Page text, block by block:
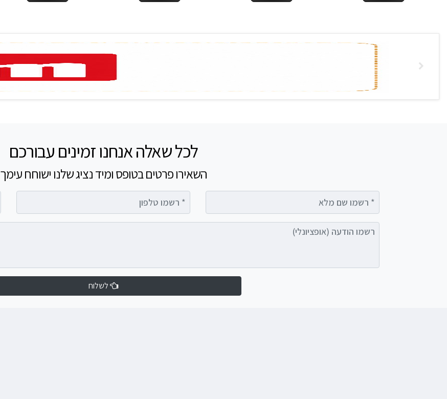
לכל שאלה אנחנו זמינים עבורכם
השאירו פרטים בטופס ומיד נציג שלנו ישוחח עימך
רשמו הודעה (אופציונלי)
לשלוח